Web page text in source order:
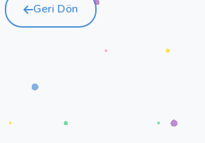
Geri Dön